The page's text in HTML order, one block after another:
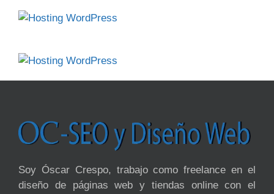
Soy Óscar Crespo, trabajo como freelance en el
diseño de páginas web y tiendas online con el